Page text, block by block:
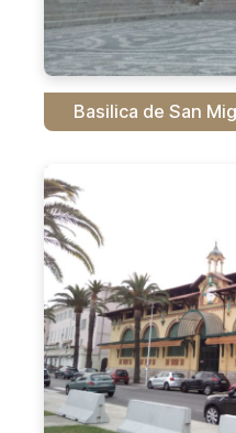
Basilica de San